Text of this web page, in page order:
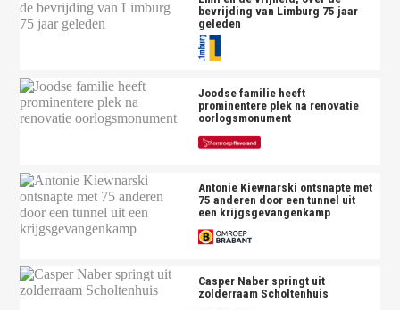
bevrijding van Limburg 75 jaar
geleden
Joodse familie heeft
prominentere plek na renovatie
oorlogsmonument
Antonie Kiewnarski ontsnapte met
75 anderen door een tunnel uit
een krijgsgevangenkamp
Casper Naber springt uit
zolderraam Scholtenhuis